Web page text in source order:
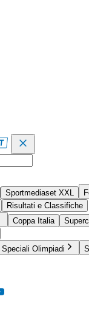
Sportmediaset XXL
Risultati e Classifiche
Coppa Italia
Speciali Olimpiadi